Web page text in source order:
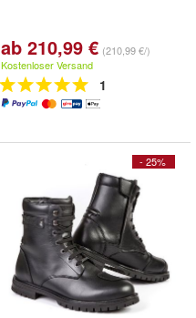
ab 210,99 € (210,99 €/)
Kostenloser Versand
1
- 25%